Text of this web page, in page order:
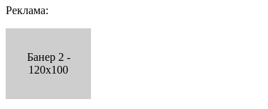
Реклама:
Банер 2 -
120x100